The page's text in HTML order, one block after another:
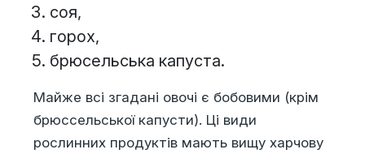
соя,
горох,
брюсельська капуста.
Майже всі згадані овочі є бобовими (крім
брюссельської капусти). Ці види
рослинних продуктів мають вищу харчову